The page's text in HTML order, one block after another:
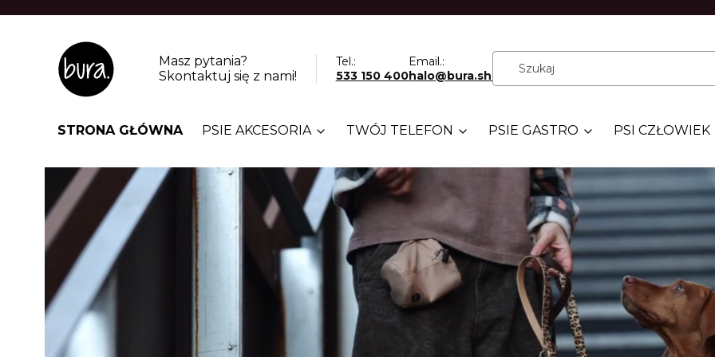
Masz pytania?
Skontaktuj się z nami!
Tel.:
533 150 400
Email.:
halo@bura.shop
STRONA GŁÓWNA PSIE AKCESORIA TWÓJ TELEFON PSIE GASTRO PSI CZŁOWIEK